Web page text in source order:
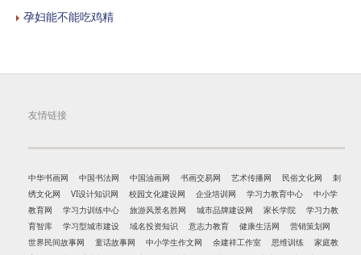
孕妇能不能吃鸡精
友情链接
中华书画网 中国书法网 中国油画网 书画交易网 艺术传播网 民俗文化网
刺
绣文化网
VI设计知识网 校园文化建设网 企业培训网 学习力教育中心
中小学
教育网
学习力训练中心 旅游风景名胜网 城市品牌建设网 家长学院
学习力教
育智库
学习型城市建设 域名投资知识 意志力教育 健康生活网
营销策划网
世界民间故事网
童话故事网 中小学生作文网 余建祥工作室 思维训练
家庭教